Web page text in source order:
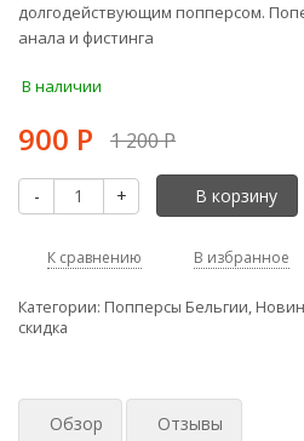
долгодействующим попперсом.
анала и фистинга
В наличии
900 Р 1 200Р
- + В корзину
К сравнению В избранное
Категории: Попперсы Бельгии,
скидка
Обзор Отзывы